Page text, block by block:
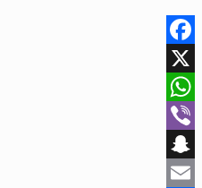
Facebook
X
WhatsApp
Viber
Snapchat